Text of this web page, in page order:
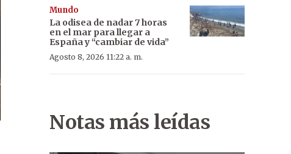
Mundo
La odisea de nadar 7 horas
en el mar para llegar a
España y “cambiar de vida”
Agosto 8, 2026 11:22 a. m.
Notas más leídas